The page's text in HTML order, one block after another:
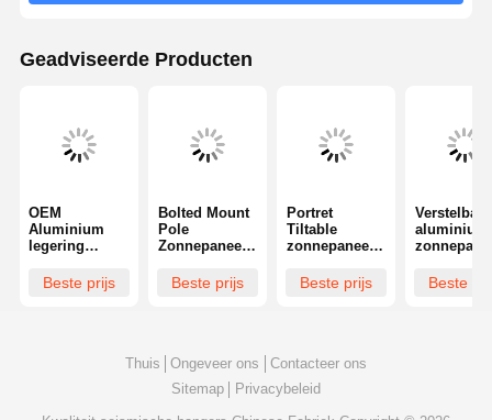
Geadviseerde Producten
OEM
Aluminium
legering
Rails Brackets
Beste prijs
Bolted Mount
Pole
Zonnepaneel
Brackets Kit
Beste prijs
Portret
Tiltable
zonnepaneel
Schindel
dakbeugels
Beste prijs
Verstelbare
aluminium
Beste
Thuis Ongeveer ons
Contacteer ons
Sitemap
Privacybeleid